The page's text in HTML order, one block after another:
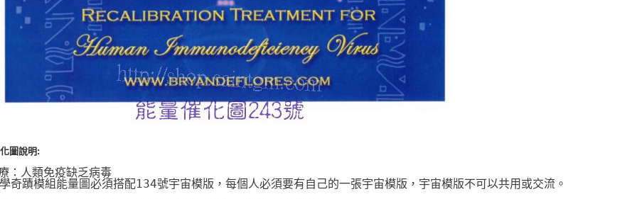
圖說明:
：人類免疫缺乏病毒
奇蹟模組能量圖必須搭配134號宇宙模版，每個人必須要有自己的一張宇宙模版，宇宙模版不可以共用或交流。